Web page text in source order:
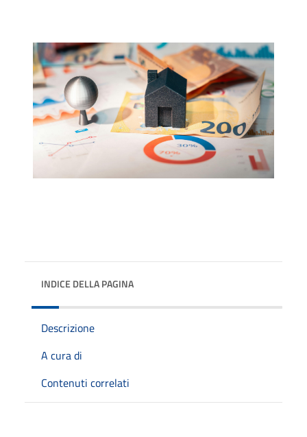
INDICE DELLA PAGINA
Descrizione
A cura di
Contenuti correlati